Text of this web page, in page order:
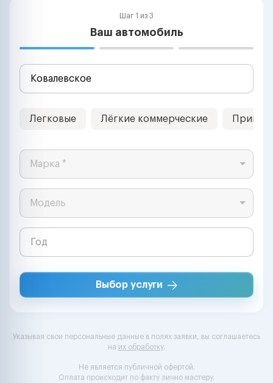
Шаг 1 из 3
Ваш автомобиль
Легковые Лёгкие коммерческие
Марка *
Модель
Выбор услуги
Указывая свои персональные данные в полях заявки, вы соглашаетесь
на их обработку.
Не является публичной офертой.
Оплата происходит по факту лично мастеру.